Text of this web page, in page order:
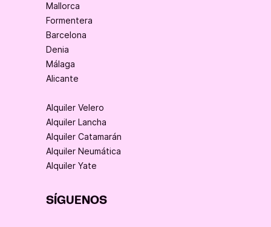
Mallorca
Formentera
Barcelona
Denia
Málaga
Alicante
Alquiler Velero
Alquiler Lancha
Alquiler Catamarán
Alquiler Neumática
Alquiler Yate
SÍGUENOS